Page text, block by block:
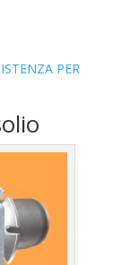
PER